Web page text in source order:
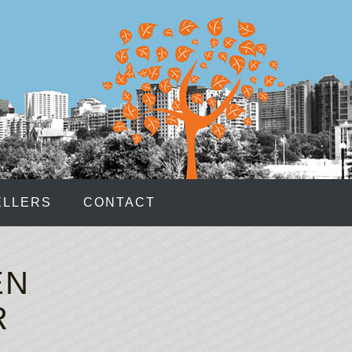
over the 50 paylines within the 6x4 grid.
Deposit
- Up to seven random wild symbols can be
bonus will show up on your account immediately upon
CASINO
in cooperation with the Hasbro brand enabled
get to step into detective shoes and solve mysteries
the Coins symbol on the first or the fifth reel during
up to 50 coins.
CONTACT